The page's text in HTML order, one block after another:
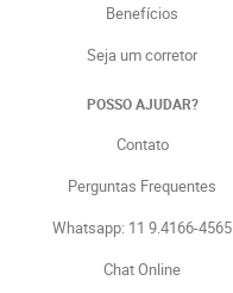
Benefícios
Seja um corretor
POSSO AJUDAR?
Contato
Perguntas Frequentes
Whatsapp: 11 9.4166-4565
Chat Online